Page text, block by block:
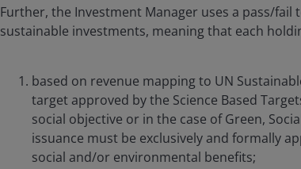
Further, the Investment Manager uses a pass/
sustainable investments, meaning that each
based on revenue mapping to UN
target approved by the Science Based
social objective or in the case of Green,
issuance must be exclusively and formally
social and/or environmental benefits;